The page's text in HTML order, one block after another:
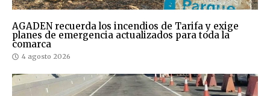
AGADEN recuerda los incendios de Tarifa y exige
planes de emergencia actualizados para toda la
comarca
4 agosto 2026